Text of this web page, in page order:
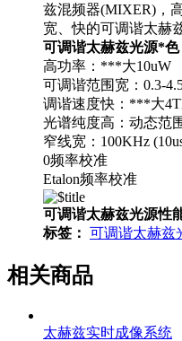
兹混频器(MIXER)，
宽、快的可调谐太赫
可调谐太赫兹光源*色
高功率：***大10uW
可调谐范围宽：0.3-
调谐速度快：***大
光谱纯度高：动态范
窄线宽：100KHz
0频率校准
Etalon频率校准
可调谐太赫兹光源性
标签： 可调谐太赫兹
相关商品
太赫兹实时成像系统